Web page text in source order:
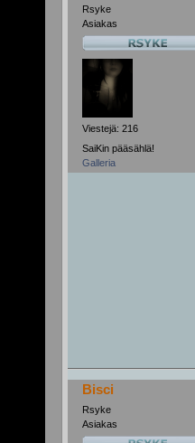
Rsyke
Asiakas
Viestejä: 216
SaiKin pääsählä!
Galleria
Bisci
Rsyke
Asiakas